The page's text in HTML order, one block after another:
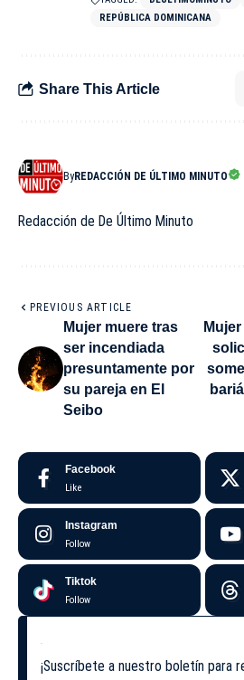
REPÚBLICA DOMINICANA
Share This Article
ByREDACCIÓN DE ÚLTIMO MINUTO
Redacción de De Último Minuto
PREVIOUS ARTICLE
Mujer muere tras
ser incendiada
presuntamente por
su pareja en El
Seibo
Facebook
Like
Instagram
Follow
Tiktok
Follow
¡Suscríbete a nuestro boletín para